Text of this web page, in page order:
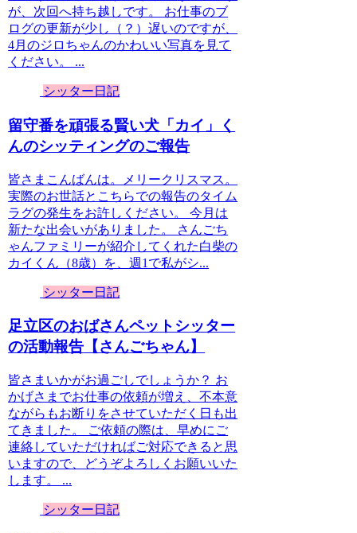
が、次回へ持ち越しです。 お仕事のブ
ログの更新が少し（？）遅いのですが、
4月のジロちゃんのかわいい写真を見て
ください。 ...
シッター日記
留守番を頑張る賢い犬「カイ」く
んのシッティングのご報告
皆さまこんばんは。メリークリスマス。
実際のお世話とこちらでの報告のタイム
ラグの発生をお許しください。 今月は
新たな出会いがありました。 さんごち
ゃんファミリーが紹介してくれた白柴の
カイくん（8歳）を、週1で私がシ...
シッター日記
足立区のおばさんペットシッター
の活動報告【さんごちゃん】
皆さまいかがお過ごしでしょうか？ お
かげさまでお仕事の依頼が増え、不本意
ながらもお断りをさせていただく日も出
てきました。 ご依頼の際は、早めにご
連絡していただければご対応できると思
いますので、どうぞよろしくお願いいた
します。 ...
シッター日記